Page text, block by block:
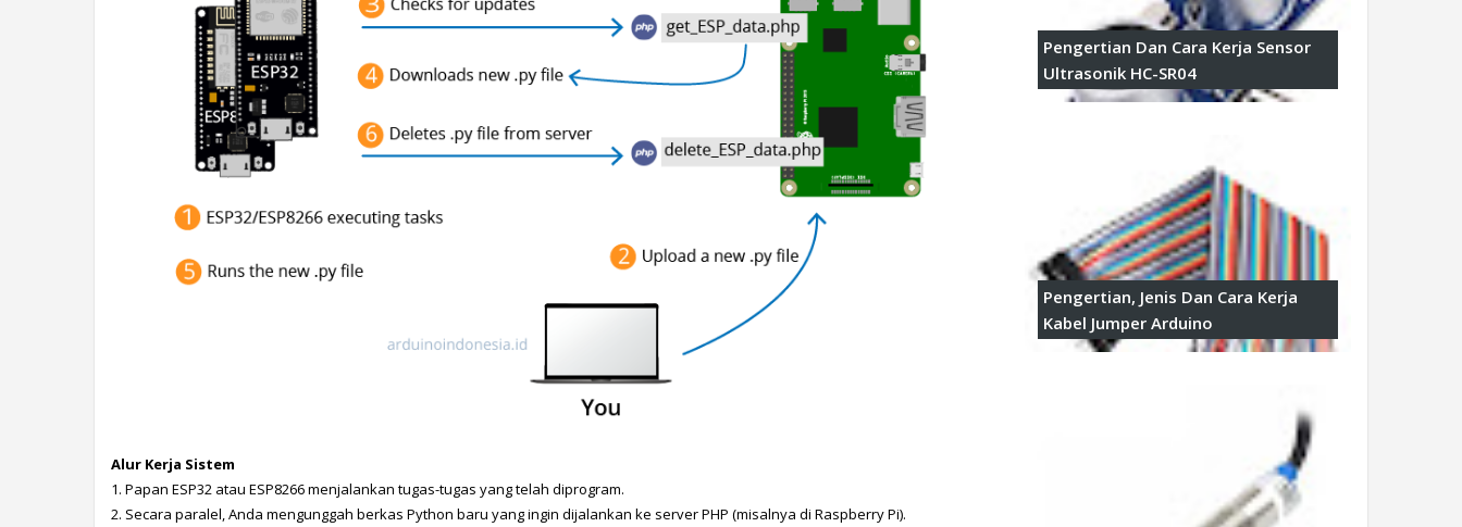
Alur Kerja Sistem
1. Papan ESP32 atau ESP8266 menjalankan tugas-tugas yang telah diprogram.
2. Secara paralel, Anda mengunggah berkas Python baru yang ingin dijalankan ke server PHP (misalnya di Raspberry Pi).
Pengertian Dan Cara Kerja Sensor
Ultrasonik HC-SR04
Pengertian, Jenis Dan Cara Kerja
Kabel Jumper Arduino